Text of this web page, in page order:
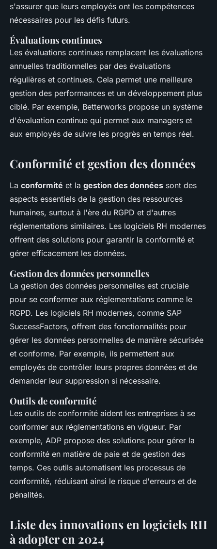
s'assurer que leurs employés ont les compétences
nécessaires pour les défis futurs.
Évaluations continues
Les évaluations continues remplacent les évaluations
annuelles traditionnelles par des évaluations
régulières et continues. Cela permet une meilleure
gestion des performances et un développement plus
ciblé. Par exemple, Betterworks propose un système
d'évaluation continue qui permet aux managers et
aux employés de suivre les progrès en temps réel.
Conformité et gestion des données
La conformité et la gestion des données sont des
aspects essentiels de la gestion des ressources
humaines, surtout à l'ère du RGPD et d'autres
réglementations similaires. Les logiciels RH modernes
offrent des solutions pour garantir la conformité et
gérer efficacement les données.
Gestion des données personnelles
La gestion des données personnelles est cruciale
pour se conformer aux réglementations comme le
RGPD. Les logiciels RH modernes, comme SAP
SuccessFactors, offrent des fonctionnalités pour
gérer les données personnelles de manière sécurisée
et conforme. Par exemple, ils permettent aux
employés de contrôler leurs propres données et de
demander leur suppression si nécessaire.
Outils de conformité
Les outils de conformité aident les entreprises à se
conformer aux réglementations en vigueur. Par
exemple, ADP propose des solutions pour gérer la
conformité en matière de paie et de gestion des
temps. Ces outils automatisent les processus de
conformité, réduisant ainsi le risque d'erreurs et de
pénalités.
Liste des innovations en logiciels RH
à adopter en 2024